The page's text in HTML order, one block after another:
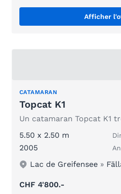
Afficher
CATAMARAN
Topcat K1
5.50 x 2.50 m
2005
Lac de Greifensee »
CHF 4'800.-